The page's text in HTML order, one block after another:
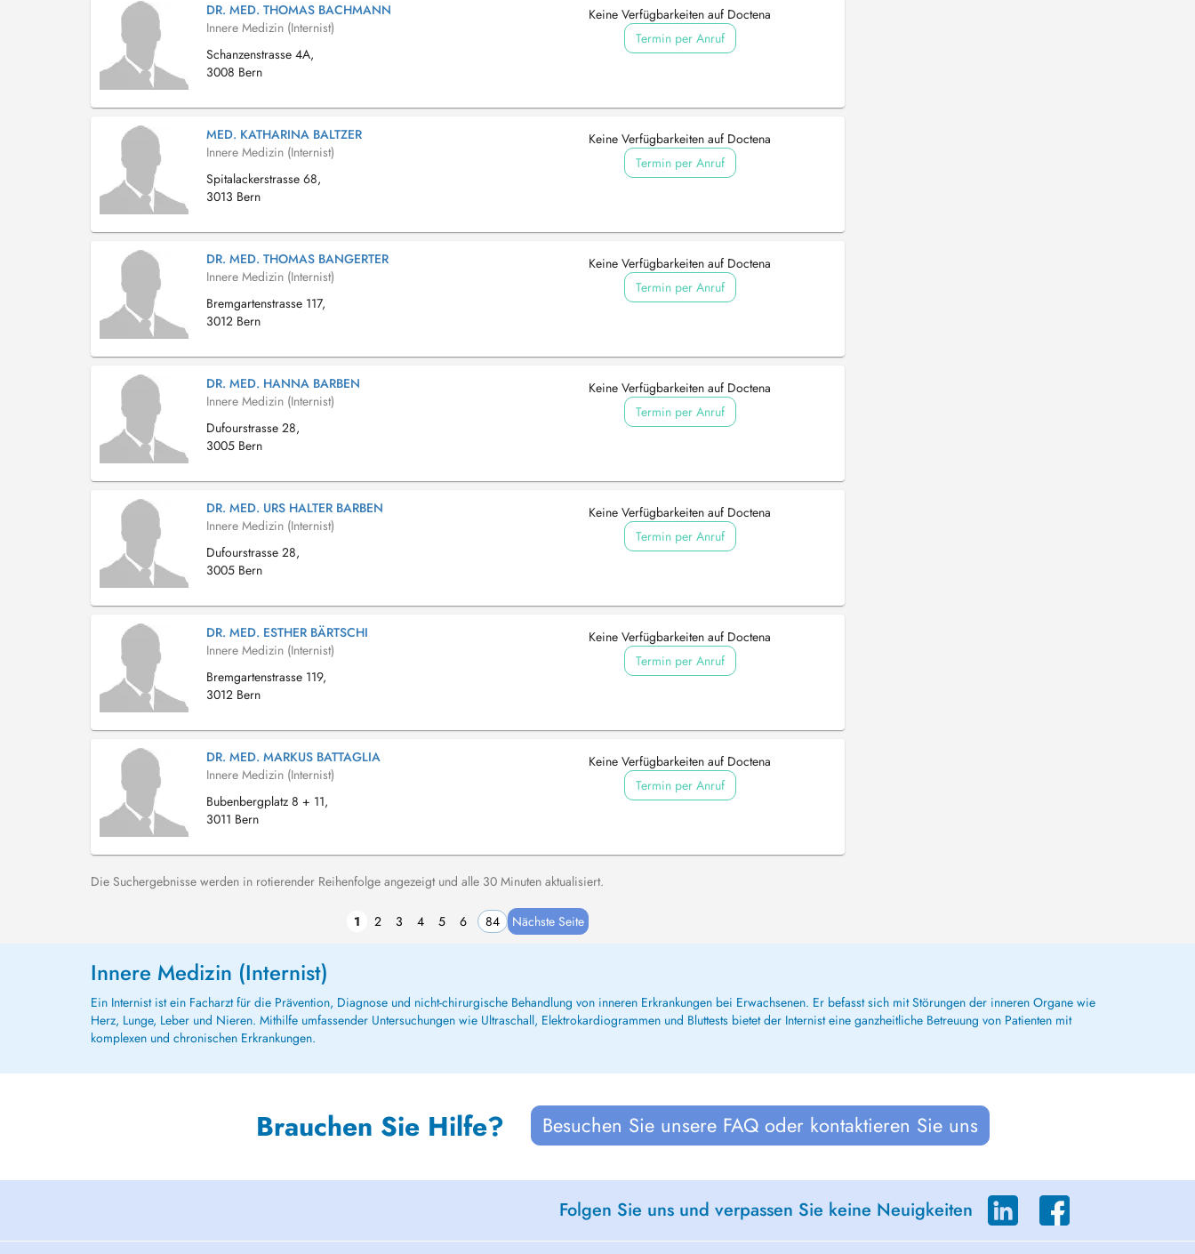
DR. MED. THOMAS BACHMANN
Innere Medizin (Internist)
Schanzenstrasse 4A,
3008 Bern
Keine Verfügbarkeiten auf Doctena
Termin per Anruf
MED. KATHARINA BALTZER
Innere Medizin (Internist)
Spitalackerstrasse 68,
3013 Bern
Keine Verfügbarkeiten auf Doctena
Termin per Anruf
DR. MED. THOMAS BANGERTER
Innere Medizin (Internist)
Bremgartenstrasse 117,
3012 Bern
Keine Verfügbarkeiten auf Doctena
Termin per Anruf
DR. MED. HANNA BARBEN
Innere Medizin (Internist)
Dufourstrasse 28,
3005 Bern
Keine Verfügbarkeiten auf Doctena
Termin per Anruf
DR. MED. URS HALTER BARBEN
Innere Medizin (Internist)
Dufourstrasse 28,
3005 Bern
Keine Verfügbarkeiten auf Doctena
Termin per Anruf
DR. MED. ESTHER BÄRTSCHI
Innere Medizin (Internist)
Bremgartenstrasse 119,
3012 Bern
Keine Verfügbarkeiten auf Doctena
Termin per Anruf
DR. MED. MARKUS BATTAGLIA
Innere Medizin (Internist)
Bubenbergplatz 8 + 11,
3011 Bern
Keine Verfügbarkeiten auf Doctena
Termin per Anruf
Die Suchergebnisse werden in rotierender Reihenfolge angezeigt und alle 30 Minuten aktualisiert.
1 2 3 4 5 6 84 Nächste Seite
Innere Medizin (Internist)
Ein Internist ist ein Facharzt für die Prävention, Diagnose und nicht-chirurgische Behandlung von inneren Erkrankungen bei Erwachsenen. Er befasst sich mit Störungen der inneren Organe wie
Herz, Lunge, Leber und Nieren. Mithilfe umfassender Untersuchungen wie Ultraschall, Elektrokardiogrammen und Bluttests bietet der Internist eine ganzheitliche Betreuung von Patienten mit
komplexen und chronischen Erkrankungen.
Brauchen Sie Hilfe? Besuchen Sie unsere FAQ oder kontaktieren Sie uns
Folgen Sie uns und verpassen Sie keine Neuigkeiten